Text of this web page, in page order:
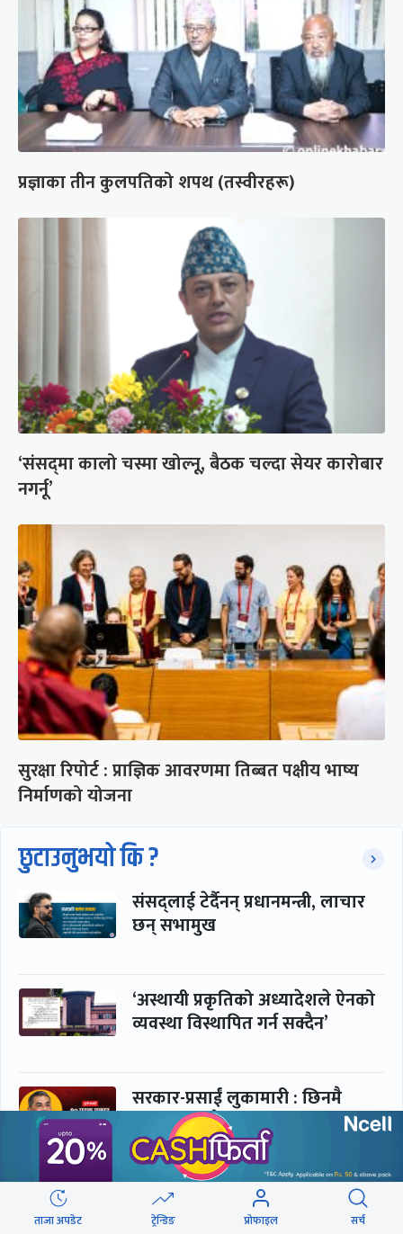
प्रज्ञाका तीन कुलपतिको शपथ (तस्वीरहरू)
‘संसद्‍मा कालो चस्मा खोल्नू, बैठक चल्दा सेयर कारोबार
नगर्नू’
सुरक्षा रिपोर्ट : प्राज्ञिक आवरणमा तिब्बत पक्षीय भाष्य
निर्माणको योजना
छुटाउनुभयो कि ?
संसद्लाई टेर्दैनन् प्रधानमन्त्री, लाचार
छन् सभामुख
‘अस्थायी प्रकृतिको अध्यादेशले ऐनको
व्यवस्था विस्थापित गर्न सक्दैन’
सरकार-प्रसाईं लुकामारी : छिनमै
पक्राउ, तुरुन्तै रिहा
‘कामचलाउ’ नेतृत्वले थलियो स्वास्थ्य
क्षेत्र
ताजा अपडेट ट्रेन्डिङ प्रोफाइल सर्च